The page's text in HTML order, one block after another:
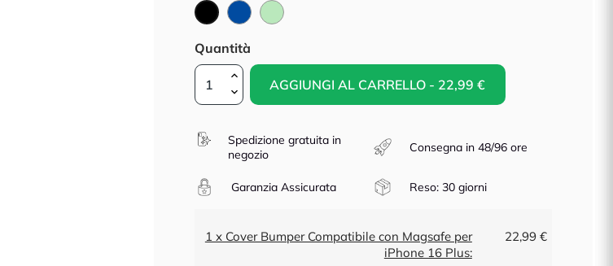
Nero Blu
Verde
Quantità
AGGIUNGI AL CARRELLO - 22,99 €
Spedizione gratuita in
negozio
Consegna in 48/96 ore
Garanzia Assicurata Reso: 30 giorni
1 x Cover Bumper Compatibile con Magsafe per
iPhone 16 Plus:
22,99 €